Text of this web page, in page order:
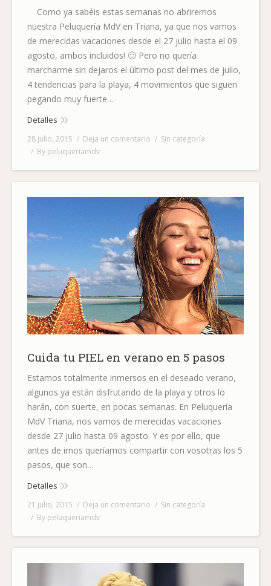
Como ya sabéis estas semanas no abriremos
nuestra Peluquería MdV en Triana, ya que nos vamos
de merecidas vacaciones desde el 27 julio hasta el 09
agosto, ambos incluidos! 🙂 Pero no quería
marcharme sin dejaros el último post del mes de julio,
4 tendencias para la playa, 4 movimientos que siguen
pegando muy fuerte…
Detalles
28 julio, 2015 Deja un comentario
Sin categoría
By peluqueriamdv
Cuida tu PIEL en verano en 5 pasos
Estamos totalmente inmersos en el deseado verano,
algunos ya están disfrutando de la playa y otros lo
harán, con suerte, en pocas semanas. En Peluquería
MdV Triana, nos vamos de merecidas vacaciones
desde 27 julio hasta 09 agosto. Y es por ello, que
antes de irnos queríamos compartir con vosotras los 5
pasos, que son…
Detalles
21 julio, 2015 Deja un comentario
Sin categoría
By peluqueriamdv